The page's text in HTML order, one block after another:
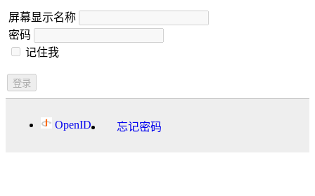
屏幕显示名称
密码
记住我
登录
OpenID 忘记密码